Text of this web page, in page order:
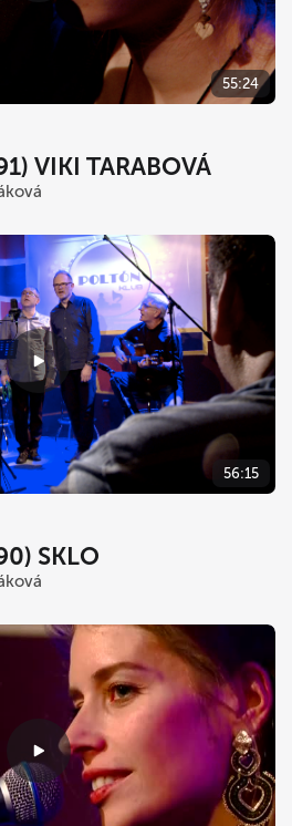
55:24
VIKI TARABOVÁ
56:15
SKLO